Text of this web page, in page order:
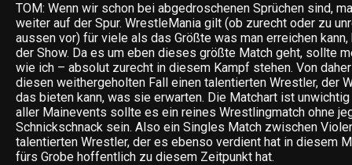
TOM: Wenn wir schon bei abgedroschenen Sprüchen sind,
weiter auf der Spur. WrestleMania gilt (ob zurecht oder zu
aussen vor) für viele als das Größte was man erreichen
der Show. Da es um eben dieses größte Match geht, sollte
wie ich – absolut zurecht in diesem Kampf stehen. Von
diesen weithergeholten Fall einen talentierten Wrestler, der
das bieten kann, was sie erwarten. Die Matchart ist
aller Mainevents sollte es ein reines Wrestlingmatch ohne
Schnickschnack sein. Also ein Singles Match zwischen
talentierten Wrestler, der es ebenso verdient hat in diesem
fürs Grobe hoffentlich zu diesem Zeitpunkt hat.